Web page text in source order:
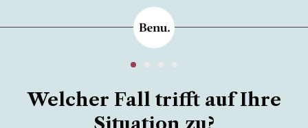
Welcher Fall trifft auf Ihre